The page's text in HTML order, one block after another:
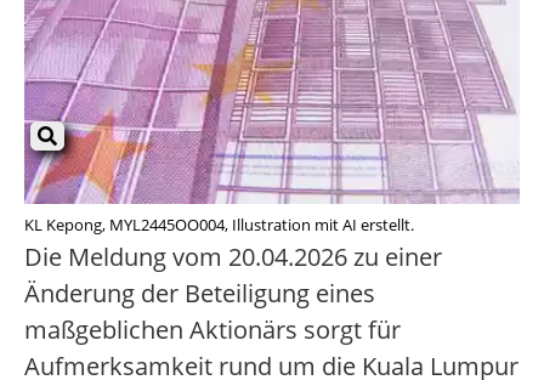
KL Kepong, MYL2445OO004, Illustration mit AI erstellt.
Die Meldung vom 20.04.2026 zu einer
Änderung der Beteiligung eines
maßgeblichen Aktionärs sorgt für
Aufmerksamkeit rund um die Kuala Lumpur